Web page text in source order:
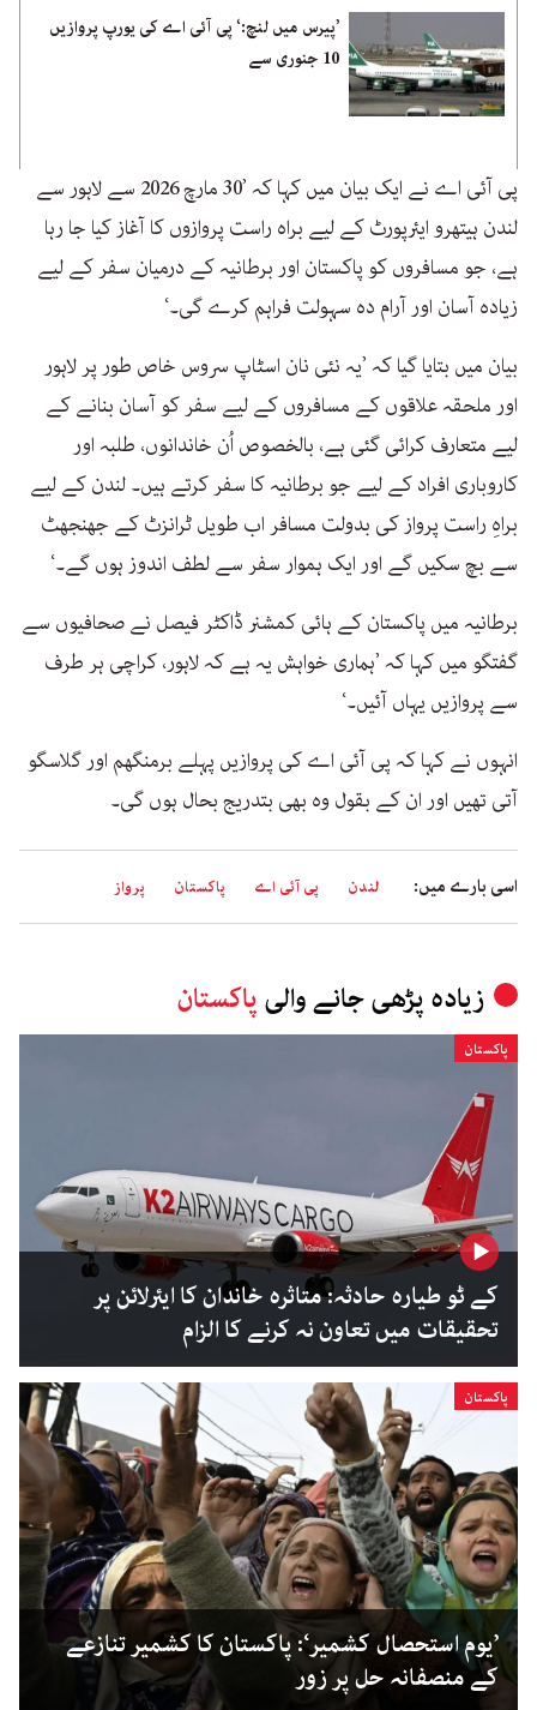
’پیرس میں لنچ:‘ پی آئی اے کی یورپ پروازیں
10 جنوری سے
پی آئی اے نے ایک بیان میں کہا کہ ’30 مارچ 2026 سے لاہور سے
لندن ہیتھرو ایئرپورٹ کے لیے براہ راست پروازوں کا آغاز کیا جا رہا
ہے، جو مسافروں کو پاکستان اور برطانیہ کے درمیان سفر کے لیے
زیادہ آسان اور آرام دہ سہولت فراہم کرے گی۔‘
بیان میں بتایا گیا کہ ’یہ نئی نان اسٹاپ سروس خاص طور پر لاہور
اور ملحقہ علاقوں کے مسافروں کے لیے سفر کو آسان بنانے کے
لیے متعارف کرائی گئی ہے، بالخصوص اُن خاندانوں، طلبہ اور
کاروباری افراد کے لیے جو برطانیہ کا سفر کرتے ہیں۔ لندن کے لیے
براہِ راست پرواز کی بدولت مسافر اب طویل ٹرانزٹ کے جھنجھٹ
سے بچ سکیں گے اور ایک ہموار سفر سے لطف اندوز ہوں گے۔‘
برطانیہ میں پاکستان کے ہائی کمشنر ڈاکٹر فیصل نے صحافیوں سے
گفتگو میں کہا کہ ’ہماری خواہش یہ ہے کہ لاہور، کراچی ہر طرف
سے پروازیں یہاں آئیں۔‘
انہوں نے کہا کہ پی آئی اے کی پروازیں پہلے برمنگھم اور گلاسگو
آتی تھیں اور ان کے بقول وہ بھی بتدریج بحال ہوں گی۔
اسی بارے میں: لندن پی آئی اے پاکستان پرواز
زیادہ پڑھی جانے والی پاکستان
پاکستان
کے ٹو طیارہ حادثہ: متاثرہ خاندان کا ایئرلائن پر
تحقیقات میں تعاون نہ کرنے کا الزام
پاکستان
’یوم استحصال کشمیر‘: پاکستان کا کشمیر تنازعے
کے منصفانہ حل پر زور